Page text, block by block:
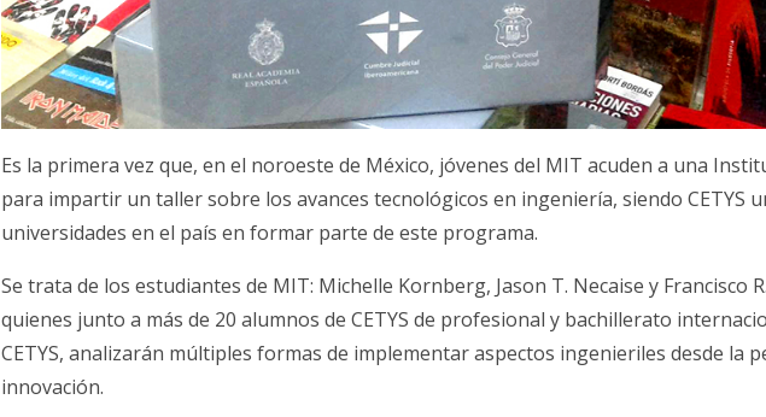
Es la primera vez que, en el noroeste de México, jóvenes del MIT acuden a una
para impartir un taller sobre los avances tecnológicos en ingeniería, siendo CETYS
universidades en el país en formar parte de este programa.
Se trata de los estudiantes de MIT: Michelle Kornberg, Jason T. Necaise y Francisco
quienes junto a más de 20 alumnos de CETYS de profesional y bachillerato
CETYS, analizarán múltiples formas de implementar aspectos ingenieriles desde la
innovación.